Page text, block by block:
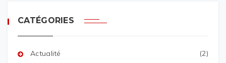
CATÉGORIES
Actualité (2)